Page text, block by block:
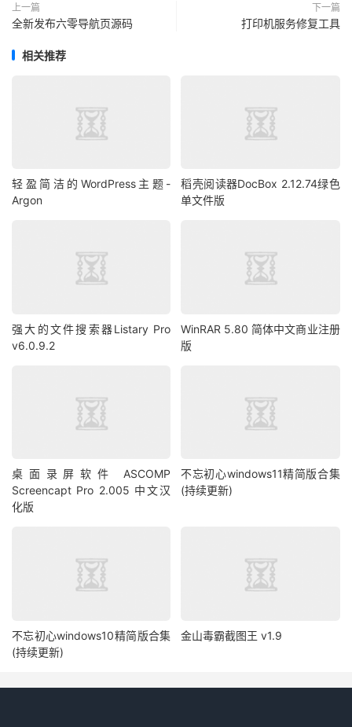
上一篇
全新发布六零导航页源码
下一篇
打印机服务修复工具
相关推荐
轻盈简洁的WordPress主题-
Argon
稻壳阅读器DocBox 2.12.74绿色
单文件版
强大的文件搜索器Listary Pro
v6.0.9.2
WinRAR 5.80 简体中文商业注册
版
桌面录屏软件 ASCOMP
Screencapt Pro 2.005 中文汉
化版
不忘初心windows11精简版合集
(持续更新)
不忘初心windows10精简版合集
(持续更新)
金山毒霸截图王 v1.9